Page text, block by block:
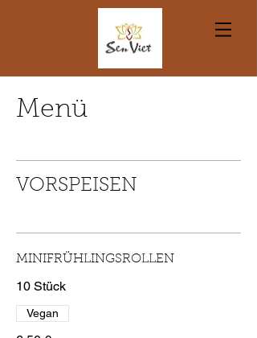
Menü
VORSPEISEN
MINIFRÜHLINGSROLLEN
10 Stück
Vegan